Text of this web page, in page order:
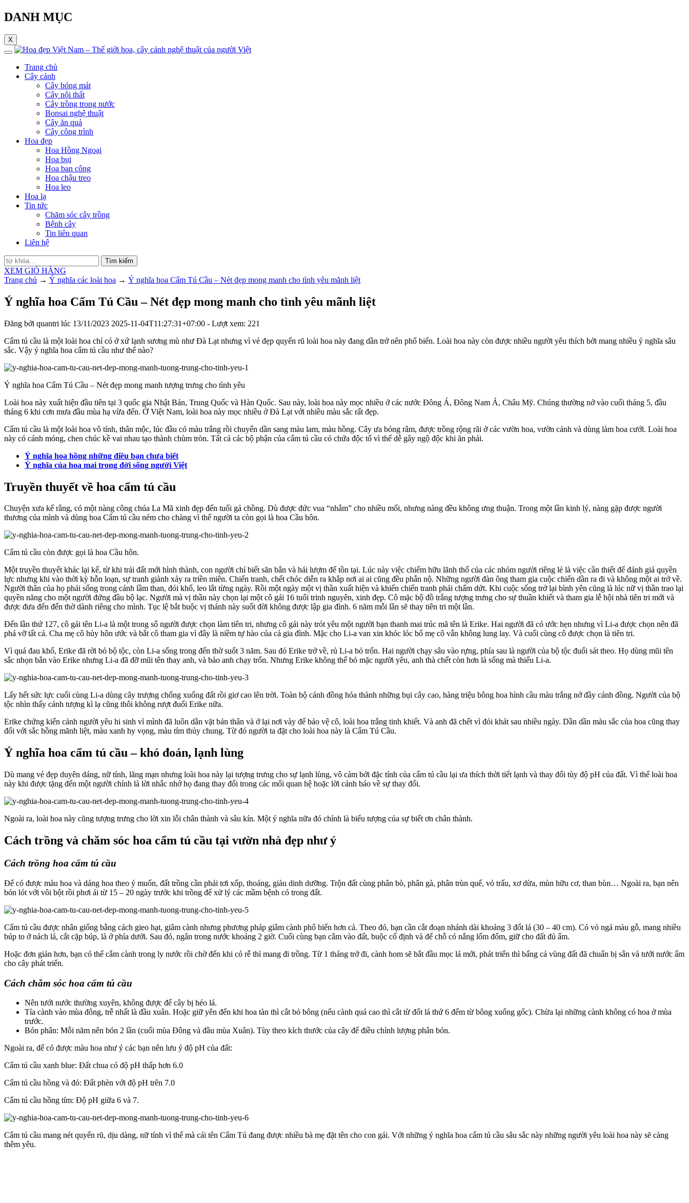
DANH MỤC
X
Trang chủ
Cây cảnh
Cây bóng mát
Cây nội thất
Cây trồng trong nước
Bonsai nghệ thuật
Cây ăn quả
Cây công trình
Hoa đẹp
Hoa Hồng Ngoại
Hoa bụi
Hoa ban công
Hoa chậu treo
Hoa leo
Hoa lạ
Tin tức
Chăm sóc cây trồng
Bệnh cây
Tin liên quan
Liên hệ
Tìm kiếm
XEM GIỎ HÀNG
Trang chủ → Ý nghĩa các loài hoa → Ý nghĩa hoa Cẩm Tú Cầu – Nét đẹp mong manh cho tình yêu mãnh liệt
Ý nghĩa hoa Cẩm Tú Cầu – Nét đẹp mong manh cho tình yêu mãnh liệt
Đăng bởi quantri lúc 13/11/2023 2025-11-04T11:27:31+07:00 - Lượt xem: 221
Cẩm tú cầu là một loài hoa chỉ có ở xứ lạnh sương mù như Đà Lạt nhưng vì vẻ đẹp quyến rũ loài hoa này đang dần trở nên phổ biến. Loài hoa này còn được nhiều người yêu thích bởi mang nhiều ý nghĩa sâu
sắc. Vậy ý nghĩa hoa cẩm tú cầu như thế nào?
Ý nghĩa hoa Cẩm Tú Cầu – Nét đẹp mong manh tượng trưng cho tình yêu
Loài hoa này xuất hiện đầu tiên tại 3 quốc gia Nhật Bản, Trung Quốc và Hàn Quốc. Sau này, loài hoa này mọc nhiều ở các nước Đông Á, Đông Nam Á, Châu Mỹ. Chúng thường nở vào cuối tháng 5, đầu
tháng 6 khi cơn mưa đầu mùa hạ vừa đến. Ở Việt Nam, loài hoa này mọc nhiều ở Đà Lạt với nhiều màu sắc rất đẹp.
Cẩm tú cầu là một loài hoa vô tính, thân mộc, lúc đầu có màu trắng rồi chuyển dần sang màu lam, màu hồng. Cây ưa bóng râm, được trồng rộng rãi ở các vườn hoa, vườn cảnh và dùng làm hoa cưới. Loài hoa
này có cánh mỏng, chen chúc kề vai nhau tạo thành chùm tròn. Tất cả các bộ phận của cẩm tú cầu có chứa độc tố vì thế dễ gây ngộ độc khi ăn phải.
Ý nghĩa hoa hồng những điều bạn chưa biết
Ý nghĩa của hoa mai trong đời sống người Việt
Truyền thuyết về hoa cẩm tú cầu
Chuyện xưa kể rằng, có một nàng công chúa La Mã xinh đẹp đến tuổi gả chồng. Dù được đức vua “nhắm” cho nhiều mối, nhưng nàng đều không ưng thuận. Trong một lần kinh lý, nàng gặp được người
thương của mình và dùng hoa Cẩm tú cầu ném cho chàng vì thế người ta còn gọi là hoa Cầu hôn.
Cẩm tú cầu còn được gọi là hoa Cầu hôn.
Một truyền thuyết khác lại kể, từ khi trái đất mới hình thành, con người chỉ biết săn bắn và hái lượm để tồn tại. Lúc này việc chiếm hữu lãnh thổ của các nhóm người riêng lẻ là việc cần thiết để đánh giá quyền
lực nhưng khi vào thời kỳ hỗn loạn, sự tranh giành xảy ra triền miên. Chiến tranh, chết chóc diễn ra khắp nơi ai ai cũng đều phẫn nộ. Những người đàn ông tham gia cuộc chiến dần ra đi và không một ai trở về.
Người thân của họ phải sống trong cảnh lầm than, đói khổ, leo lắt từng ngày. Rồi một ngày một vị thần xuất hiện và khiến chiến tranh phải chấm dứt. Khi cuộc sống trở lại bình yên cũng là lúc nữ vị thần trao lại
quyền năng cho một người đứng đầu bộ lạc. Người mà vị thần này chọn lại một cô gái 16 tuổi trinh nguyên, xinh đẹp. Cô mặc bộ đồ trắng tượng trưng cho sự thuần khiết và tham gia lễ hội nhà tiên tri mới và
được đưa đến đến thờ dành riêng cho mình. Tục lệ bắt buộc vị thánh này suốt đời không được lập gia đình. 6 năm mỗi lần sẽ thay tiên tri một lần.
Đến lần thứ 127, cô gái tên Li-a là một trong số người được chọn làm tiên tri, nhưng cô gái này trót yêu một người bạn thanh mai trúc mã tên là Erike. Hai người đã có ước hẹn nhưng vì Li-a được chọn nên đã
phá vỡ tất cả. Cha mẹ cô hủy hôn ước và bắt cô tham gia vì đây là niềm tự hào của cả gia đình. Mặc cho Li-a van xin khóc lóc bố mẹ cô vẫn không lung lay. Và cuối cùng cô được chọn là tiên tri.
Vì quá đau khổ, Erike đã rời bỏ bộ tộc, còn Li-a sống trong đến thờ suốt 3 năm. Sau đó Erike trở về, rủ Li-a bỏ trốn. Hai người chạy sâu vào rựng, phía sau là người của bộ tộc đuổi sát theo. Họ dùng mũi tên
sắc nhọn bắn vào Erike nhưng Li-a đã đỡ mũi tên thay anh, và bảo anh chạy trốn. Nhưng Erike không thể bỏ mặc người yêu, anh thà chết còn hơn là sống mà thiếu Li-a.
Lấy hết sức lực cuối cùng Li-a dùng cây trượng chống xuống đất rồi giơ cao lên trời. Toàn bộ cánh đồng hóa thành những bụi cây cao, hàng triệu bông hoa hình cầu màu trắng nở đầy cánh đồng. Người của bộ
tộc nhìn thấy cảnh tượng kì lạ cũng thôi không rượt đuổi Erike nữa.
Erike chứng kiến cảnh người yêu hi sinh vì mình đã luôn dằn vặt bản thân và ở lại nơi vày để bảo vệ cô, loài hoa trắng tinh khiết. Và anh đã chết vì đói khát sau nhiều ngày. Dần dần màu sắc của hoa cũng thay
đổi với sắc hồng mãnh liệt, màu xanh hy vọng, màu tím thủy chung. Từ đó người ta đặt cho loài hoa này là Cẩm Tú Cầu.
Ý nghĩa hoa cẩm tú cầu – khó đoán, lạnh lùng
Dù mang vẻ đẹp duyên dáng, nữ tính, lãng mạn nhưng loài hoa này lại tượng trưng cho sự lạnh lùng, vô cảm bởi đặc tính của cẩm tú cầu lại ưa thích thời tiết lạnh và thay đổi tùy độ pH của đất. Vì thế loài hoa
này khi được tặng đến một người chính là lời nhắc nhở họ đang thay đổi trong các mối quan hệ hoặc lời cảnh báo về sự thay đổi.
Ngoài ra, loài hoa này cũng tượng trưng cho lời xin lỗi chân thành và sâu kín. Một ý nghĩa nữa đó chính là biểu tượng của sự biết ơn chân thành.
Cách trồng và chăm sóc hoa cẩm tú cầu tại vườn nhà đẹp như ý
Cách trồng hoa cẩm tú cầu
Để có được màu hoa và dáng hoa theo ý muốn, đất trồng cần phải tơi xốp, thoáng, giàu dinh dưỡng. Trộn đất cùng phân bò, phân gà, phân trùn quế, vỏ trấu, xơ dừa, mùn hữu cơ, than bùn… Ngoài ra, bạn nên
bón lót với vôi bột rồi phơi ải từ 15 – 20 ngày trước khi trồng để xử lý các mầm bệnh có trong đất.
Cẩm tú cầu được nhân giống bằng cách gieo hạt, giâm cành nhưng phương pháp giâm cành phổ biến hơn cả. Theo đó, bạn cần cắt đoạn nhánh dài khoảng 3 đốt lá (30 – 40 cm). Có vỏ ngả màu gỗ, mang nhiều
búp to ở nách lá, cắt cặp búp, là ở phía dưới. Sau đó, ngân trong nước khoảng 2 giờ. Cuối cùng bạn cắm vào đất, buộc cố định và để chỗ có nắng lốm đốm, giữ cho đất đủ ẩm.
Hoặc đơn giản hơn, bạn có thể cắm cành trong ly nước rồi chờ đến khi có rễ thì mang đi trồng. Từ 1 tháng trở đi, cành hom sẽ bắt đầu mọc lá mới, phát triển thì bấng cả vùng đất đã chuẩn bị sẵn và tưới nước ẩm
cho cây phát triển.
Cách chăm sóc hoa cẩm tú cầu
Nên tưới nước thường xuyên, không được để cây bị héo lá.
Tỉa cành vào mùa đông, trễ nhất là đầu xuân. Hoặc giữ yên đến khi hoa tàn thì cắt bỏ bông (nếu cành quá cao thì cắt từ đốt lá thứ 6 đếm từ bông xuống gốc). Chừa lại những cành không có hoa ở mùa
trước.
Bón phân: Mỗi năm nên bón 2 lần (cuối mùa Đông và đầu mùa Xuân). Tùy theo kích thước của cây để điều chỉnh lượng phân bón.
Ngoài ra, để có được màu hoa như ý các bạn nên lưu ý độ pH của đất:
Cẩm tú cầu xanh blue: Đất chua có độ pH thấp hơn 6.0
Cẩm tú cầu hồng và đỏ: Đất phèn với độ pH trên 7.0
Cẩm tú cầu hồng tím: Độ pH giữa 6 và 7.
Cẩm tú cầu mang nét quyến rũ, dịu dàng, nữ tính vì thế mà cái tên Cẩm Tú đang được nhiều bà mẹ đặt tên cho con gái. Với những ý nghĩa hoa cẩm tú cầu sâu sắc này những người yêu loài hoa này sẽ càng
thêm yêu.